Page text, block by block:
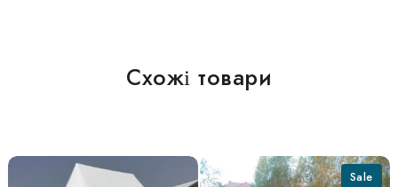
Схожі товари
Sale